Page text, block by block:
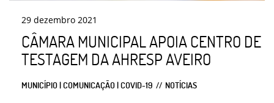
29 dezembro 2021
CÂMARA MUNICIPAL APOIA CENTRO DE
TESTAGEM DA AHRESP AVEIRO
MUNICÍPIO | COMUNICAÇÃO | COVID-19 NOTÍCIAS